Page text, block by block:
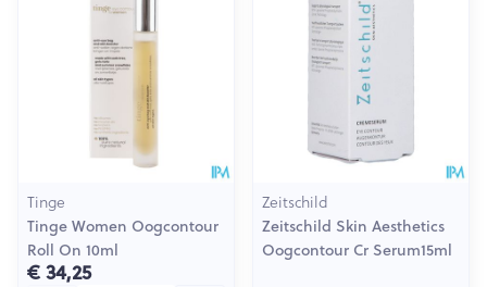
Tinge
Tinge Women Oogcontour
Roll On 10ml
€ 34,25
Zeitschild
Zeitschild Skin Aesthetics
Oogcontour Cr Serum15ml